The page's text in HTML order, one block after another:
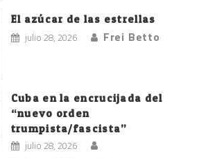
El azúcar de las estrellas
julio 28, 2026 Frei Betto
Cuba en la encrucijada del
“nuevo orden
trumpista/fascista”
julio 28, 2026